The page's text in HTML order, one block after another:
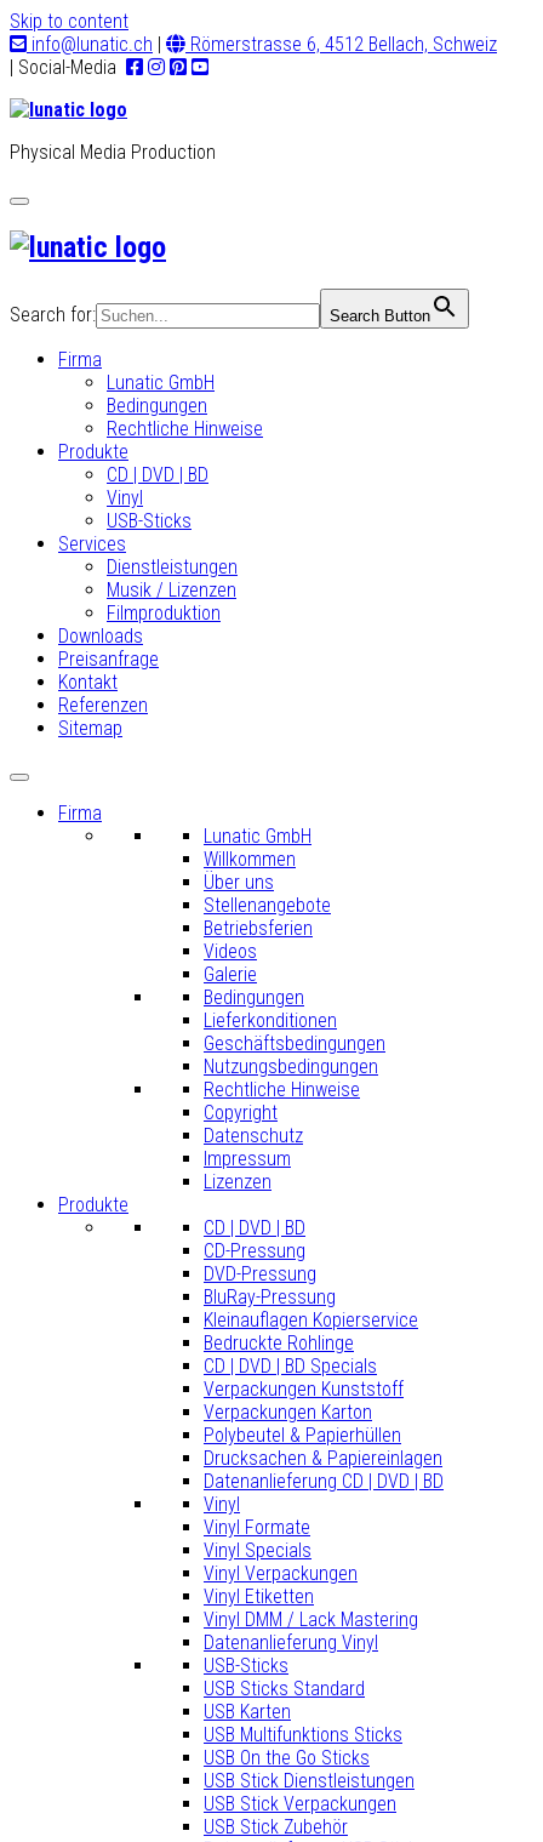
Skip to content
info@lunatic.ch |
Römerstrasse 6, 4512 Bellach, Schweiz
| Social-Media
Physical Media Production
Toggle
navigation
Search for: Search Button
Firma
Lunatic GmbH
Bedingungen
Rechtliche Hinweise
Produkte
CD | DVD | BD
Vinyl
USB-Sticks
Services
Dienstleistungen
Musik / Lizenzen
Filmproduktion
Downloads
Preisanfrage
Kontakt
Referenzen
Sitemap
Firma
Lunatic GmbH
Willkommen
Über uns
Stellenangebote
Betriebsferien
Videos
Galerie
Bedingungen
Lieferkonditionen
Geschäftsbedingungen
Nutzungsbedingungen
Rechtliche Hinweise
Copyright
Datenschutz
Impressum
Lizenzen
Produkte
CD | DVD | BD
CD-Pressung
DVD-Pressung
BluRay-Pressung
Kleinauflagen Kopierservice
Bedruckte Rohlinge
CD | DVD | BD Specials
Verpackungen Kunststoff
Verpackungen Karton
Polybeutel & Papierhüllen
Drucksachen & Papiereinlagen
Datenanlieferung CD | DVD | BD
Vinyl
Vinyl Formate
Vinyl Specials
Vinyl Verpackungen
Vinyl Etiketten
Vinyl DMM / Lack Mastering
Datenanlieferung Vinyl
USB-Sticks
USB Sticks Standard
USB Karten
USB Multifunktions Sticks
USB On the Go Sticks
USB Stick Dienstleistungen
USB Stick Verpackungen
USB Stick Zubehör